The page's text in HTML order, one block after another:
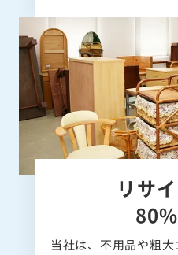
リサ
当社は、不用品や粗